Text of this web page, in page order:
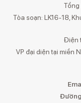
Tổng
Tòa soạn: LK16-18,
Điện
VP đại diện tại miền